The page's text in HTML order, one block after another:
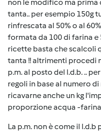
non le modifico ma prima
tanta.. per esempio 150g
rinfrescata al 50% o al
formata da 100 di farina
ricette basta che scalcoli
tanta !! altrimenti procedi
p.m. al posto del l.d.b. ..
regoli in base al numero
ricavarne anche un kg
proporzione acqua -farina
La p.m. non è come il l.d.b